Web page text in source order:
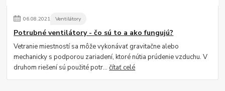
06.08.2021 Ventilátory
Potrubné ventilátory - čo sú to a ako fungujú?
Vetranie miestností sa môže vykonávať gravitačne alebo
mechanicky s podporou zariadení, ktoré nútia prúdenie vzduchu. V
druhom riešení sú použité potr...čítať celé